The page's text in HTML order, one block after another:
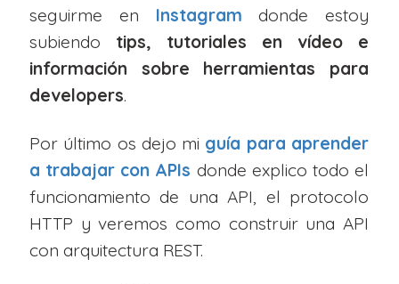
seguirme en Instagram donde estoy
subiendo tips, tutoriales en vídeo e
información sobre herramientas para
developers.
Por último os dejo mi guía para aprender
a trabajar con APIs donde explico todo el
funcionamiento de una API, el protocolo
HTTP y veremos como construir una API
con arquitectura REST.